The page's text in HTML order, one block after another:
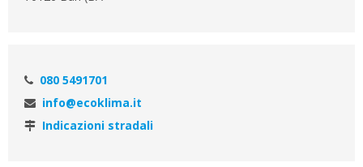
080 5491701
info@ecoklima.it
Indicazioni stradali